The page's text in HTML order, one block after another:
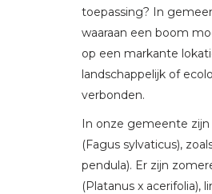
toepassing? In
waaraan een boom
op een markante
landschappelijk of
verbonden.
In onze gemeente zijn
(Fagus sylvaticus),
pendula). Er zijn
(Platanus x acerifolia),